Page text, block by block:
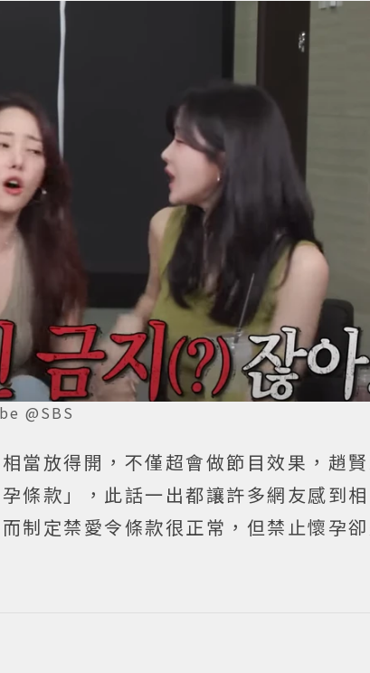
@SBS
當放得開，不僅超會做節目效果，趙
條款」，此話一出都讓許多網友感到
制定禁愛令條款很正常，但禁止懷孕